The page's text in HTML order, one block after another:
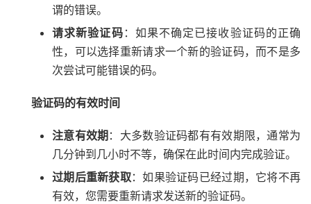
谓的错误。
请求新验证码 ：如果不确定已接收验证码的正确
性，可以选择重新请求一个新的验证码，而不是多
次尝试可能错误的码。
验证码的有效时间
注意有效期 ：大多数验证码都有有效期限，通常为
几分钟到几小时不等，确保在此时间内完成验证。
过期后重新获取：如果验证码已经过期，它将不再
有效，您需要重新请求发送新的验证码。